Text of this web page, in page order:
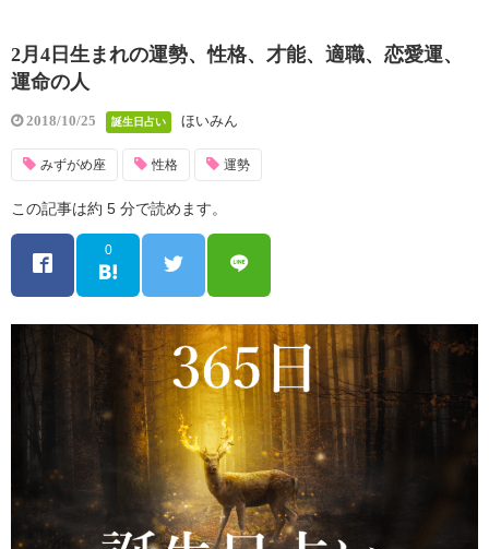
2月4日生まれの運勢、性格、才能、適職、恋愛運、
運命の人
2018/10/25 誕生日占い ほいみん
みずがめ座 性格 運勢
この記事は約 5 分で読めます。
0